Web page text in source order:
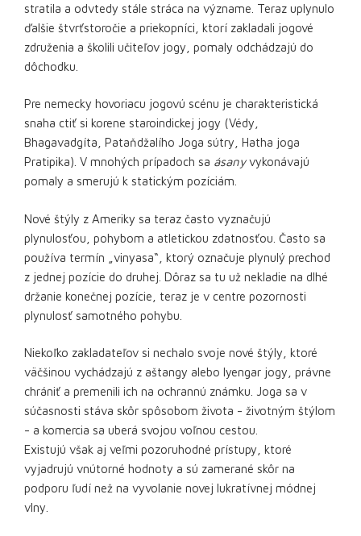
stratila a odvtedy stále stráca na význame. Teraz uplynulo
ďalšie štvrťstoročie a priekopníci, ktorí zakladali jogové
združenia a školili učiteľov jogy, pomaly odchádzajú do
dôchodku.
Pre nemecky hovoriacu jogovú scénu je charakteristická
snaha ctiť si korene staroindickej jogy (Védy,
Bhagavadgíta, Pataňdžalího Joga sútry, Hatha joga
Pratipika). V mnohých prípadoch sa ásanyvykonávajú
pomaly a smerujú k statickým pozíciám.
Nové štýly z Ameriky sa teraz často vyznačujú
plynulosťou, pohybom a atletickou zdatnosťou. Často sa
používa termín „vinyasa“, ktorý označuje plynulý prechod
z jednej pozície do druhej. Dôraz sa tu už nekladie na dlhé
držanie konečnej pozície, teraz je v centre pozornosti
plynulosť samotného pohybu.
Niekoľko zakladateľov si nechalo svoje nové štýly, ktoré
väčšinou vychádzajú z aštangy alebo Iyengar jogy, právne
chrániť a premenili ich na ochrannú známku. Joga sa v
súčasnosti stáva skôr spôsobom života - životným štýlom
- a komercia sa uberá svojou voľnou cestou.
Existujú však aj veľmi pozoruhodné prístupy, ktoré
vyjadrujú vnútorné hodnoty a sú zamerané skôr na
podporu ľudí než na vyvolanie novej lukratívnej módnej
vlny.